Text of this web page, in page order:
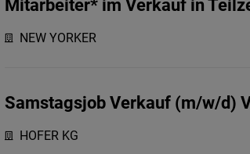
Mitarbeiter* im Verkauf in
NEW YORKER
Samstagsjob Verkauf (m/w/d)
HOFER KG